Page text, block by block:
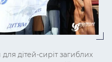
дітей-сиріт загиблих